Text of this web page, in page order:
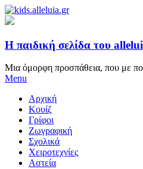
Η παιδική σελίδα του
Μια όμορφη προσπάθεια, που με
Menu
Αρχική
Κουίζ
Γρίφοι
Ζωγραφική
Σχολικά
Χειροτεχνίες
Αστεία